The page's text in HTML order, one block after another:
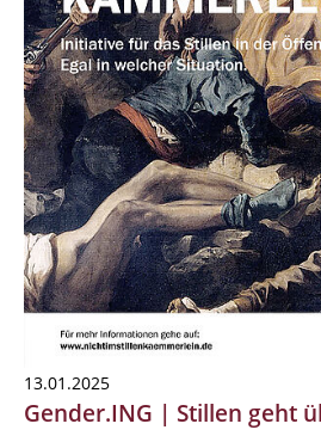
13.01.2025
Gender.ING | Stillen geht